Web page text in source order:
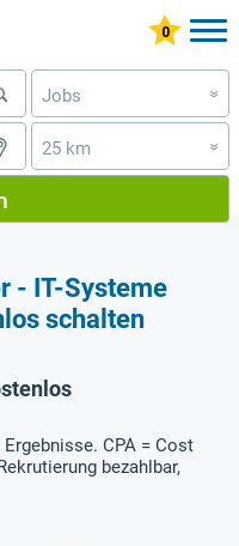
Jobs »
25 km »
- IT-Systeme
schalten
CPA = Cost
bezahlbar,